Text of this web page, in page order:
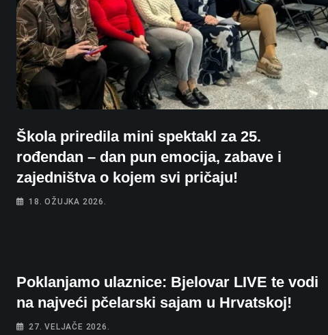
Škola priredila mini spektakl za 25.
rođendan – dan pun emocija, zabave i
zajedništva o kojem svi pričaju!
18. OŽUJKA 2026.
Poklanjamo ulaznice: Bjelovar LIVE te vodi
na najveći pčelarski sajam u Hrvatskoj!
27. VELJAČE 2026.